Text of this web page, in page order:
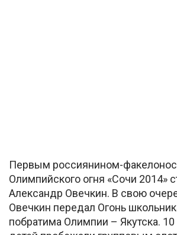
Первым россиянином-
Олимпийского огня «Сочи 2014»
Александр Овечкин. В свою
Овечкин передал Огонь
побратима Олимпии – Якутска.